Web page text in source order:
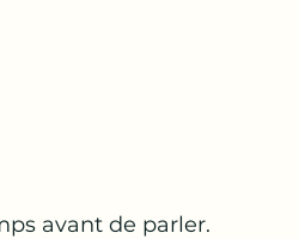
avant de parler.